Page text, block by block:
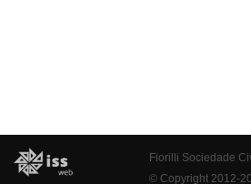
Fiorilli Sociedade
© Copyright 2012-